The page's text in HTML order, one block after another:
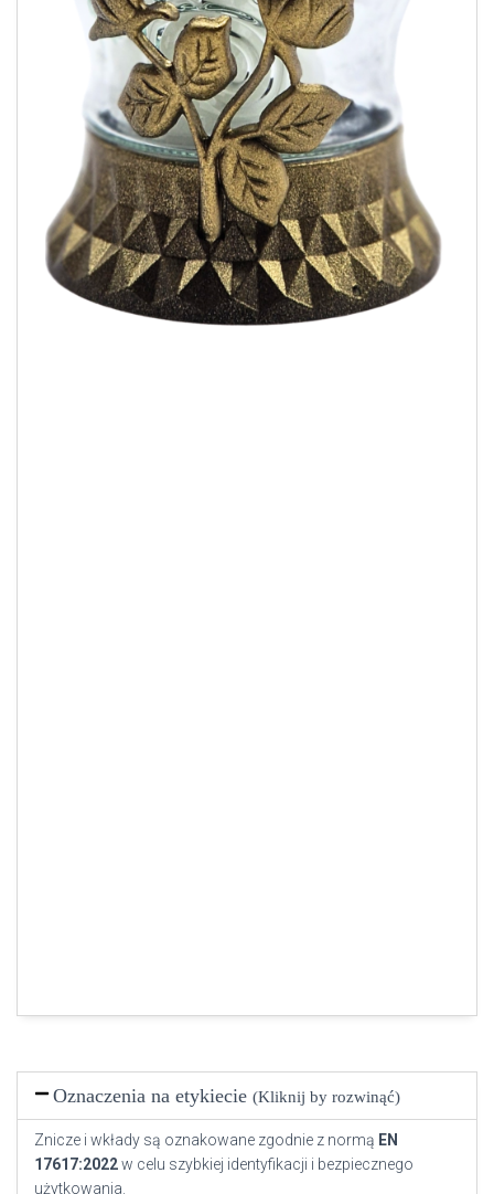
Oznaczenia na etykiecie (Kliknij by rozwinąć)
Znicze i wkłady są oznakowane zgodnie z normą EN
17617:2022w celu szybkiej identyfikacji i bezpiecznego
użytkowania.